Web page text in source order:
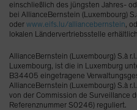
einschließlich des jüngsten Jahres-
bei AllianceBernstein (Luxembourg)
oder www.eifs.lu/alliancebernstein,
lokalen Ländervertriebsstelle
AllianceBernstein (Luxembourg) S.à
Luxembourg, ist die in Luxemburg
B34405 eingetragene
AllianceBernstein (Luxembourg) S.à
von der Commission de Surveillance
Referenznummer S0246) reguliert.